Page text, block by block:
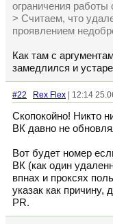
ограничения работы
> Считаем, что
проявлением
Как там с
замедлился и
#22 Rex Flex | 12:14
Скопокойно! Никто
ВК давно не
Вот будет номер
ВК (как один
впнах и проксях
указак как
PR.